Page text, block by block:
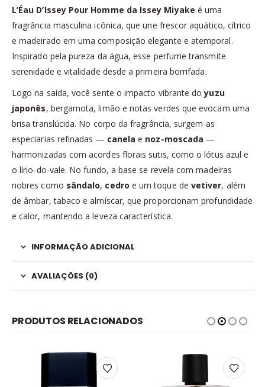
L’Éau D’Issey Pour Homme da Issey Miyake é uma
fragrância masculina icônica, que une frescor aquático, cítrico
e madeirado em uma composição elegante e atemporal.
Inspirado pela pureza da água, esse perfume transmite
serenidade e vitalidade desde a primeira borrifada.
Logo na saída, você sente o impacto vibrante doyuzu
japonês, bergamota, limão e notas verdes que evocam uma
brisa translúcida. No corpo da fragrância, surgem as
especiarias refinadas — canela e noz-moscada —
harmonizadas com acordes florais sutis, como o lótus azul e
o lírio-do-vale. No fundo, a base se revela com madeiras
nobres como sândalo, cedro e um toque de vetiver, além
de âmbar, tabaco e almíscar, que proporcionam profundidade
e calor, mantendo a leveza característica.
INFORMAÇÃO ADICIONAL
AVALIAÇÕES (0)
PRODUTOS RELACIONADOS